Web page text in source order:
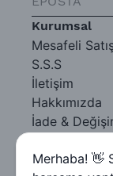
Kurumsal
Mesafeli
S.S.S
İletişim
Hakkımızda
İade &
Merhaba! 👋